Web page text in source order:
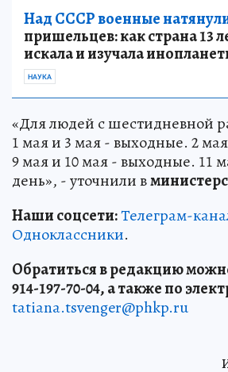
Над СССР военные
пришельцев: как страна 13
искала и изучала
НАУКА
«Для людей с шестидневной
1 мая и 3 мая - выходные. 2
9 мая и 10 мая - выходные. 11
день», - уточнили в
Наши соцсети:Телеграм-
Одноклассники.
Обратиться в редакцию
914-197-70-04, а также по
tatiana.tsvenger@phkp.ru